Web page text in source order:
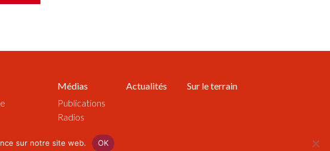
Médias
Publications
Radios
Visuels
Actualités Sur le terrain
sur notre site web. OK